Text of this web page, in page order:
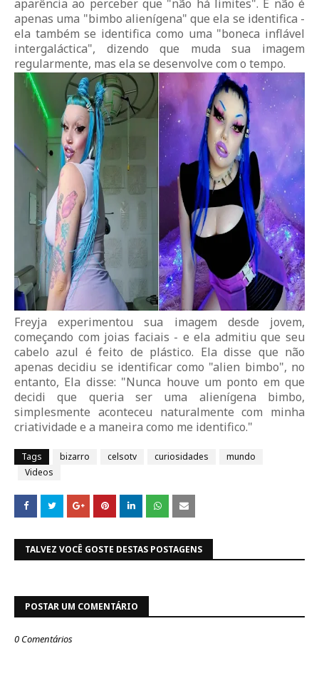
aparência ao perceber que "não há limites". E não é
apenas uma "bimbo alienígena" que ela se identifica -
ela também se identifica como uma "boneca inflável
intergaláctica", dizendo que muda sua imagem
regularmente, mas ela se desenvolve com o tempo.
Freyja experimentou sua imagem desde jovem,
começando com joias faciais - e ela admitiu que seu
cabelo azul é feito de plástico. Ela disse que não
apenas decidiu se identificar como "alien bimbo", no
entanto, Ela disse: "Nunca houve um ponto em que
decidi que queria ser uma alienígena bimbo,
simplesmente aconteceu naturalmente com minha
criatividade e a maneira como me identifico."
Tags bizarro celsotv curiosidades
mundo
Videos
TALVEZ VOCÊ GOSTE DESTAS POSTAGENS
POSTAR UM COMENTÁRIO
0 Comentários